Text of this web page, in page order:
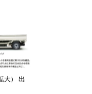
大） 出